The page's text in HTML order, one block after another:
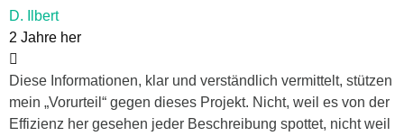
D. Ilbert
2 Jahre her
Diese Informationen, klar und verständlich vermittelt, stützen
mein „Vorurteil“ gegen dieses Projekt. Nicht, weil es von der
Effizienz her gesehen jeder Beschreibung spottet, nicht weil